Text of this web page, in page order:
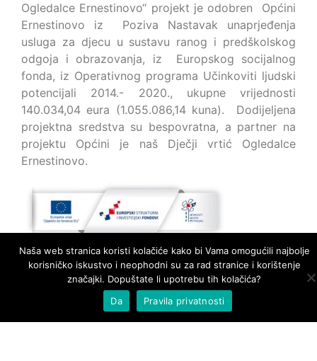
Ogledalce Ernestinovo“ projekt je odobren Općini
Ernestinovo iz Poziva Nastavak unaprjeđenja
usluga za djecu u sustavu ranog i predškolskog
odgoja i obrazovanja, iz Europskog socijalnog
fonda, iz Operativnog programa Učinkoviti ljudski
potencijali 2014.- 2020., ukupne vrijednosti
140.034,04 eura (1.055.086,14 kuna). Dodijeljena
projektna sredstva su bespovratna, a partner na
projektu Općini je naš Dječji vrtić Ogledalce
Ernestinovo.
Naša web stranica koristi kolačiće kako bi Vama omogućili najbolje
korisničko iskustvo i neophodni su za rad stranice i korištenje
značajki. Dopuštate li upotrebu tih kolačića?
Da
Pravila privatnosti